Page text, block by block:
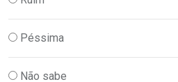
Péssima
Não sabe